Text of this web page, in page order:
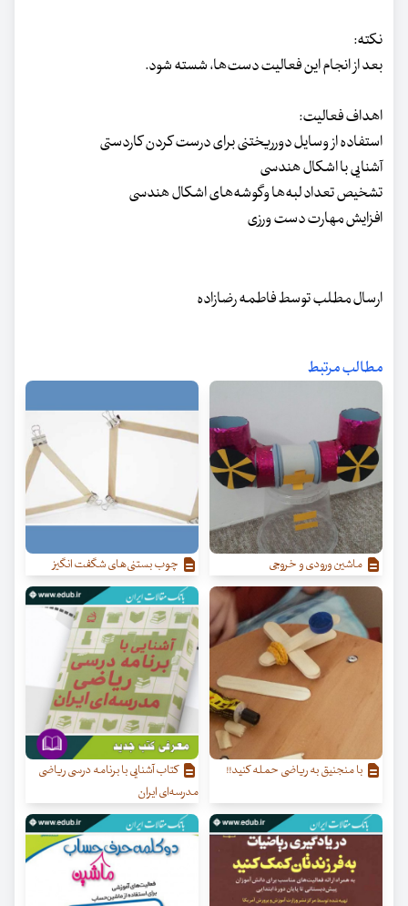
نکته:
بعد از انجام این فعالیت دست‌ها، شسته شود.
اهداف فعالیت:
استفاده از وسایل دورریختنی برای درست کردن کاردستی
آشنایی با اشکال هندسی
تشخیص تعداد لبه‌ها وگوشه‌های اشکال هندسی
افزایش مهارت دست ورزی
ارسال مطلب توسط فاطمه رضازاده
مطالب مرتبط
ماشین ورودی و خروجی چوب بستنی‌های شگفت انگیز
با منجنیق به ریاضی حمله کنید!!
کتاب آشنایی با برنامه درسی ریاضی
مدرسه‌ای ایران